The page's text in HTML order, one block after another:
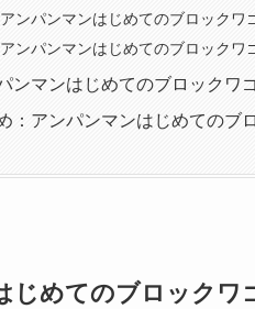
アンパンマンはじめてのブロックワ
アンパンマンはじめてのブロックワ
ンマンはじめてのブロックワ
：アンパンマンはじめてのブ
じめてのブロックワ